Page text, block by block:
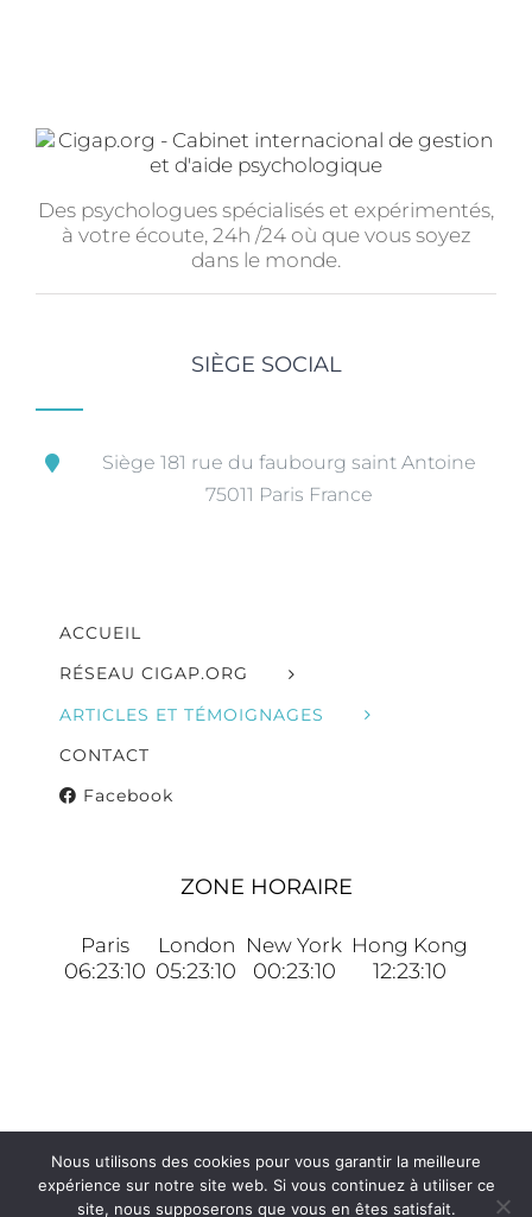
Des psychologues spécialisés et expérimentés,
à votre écoute, 24h /24 où que vous soyez
dans le monde.
SIÈGE SOCIAL
Siège 181 rue du faubourg saint Antoine
75011 Paris France
ACCUEIL
RÉSEAU CIGAP.ORG
ARTICLES ET TÉMOIGNAGES
CONTACT
Facebook
ZONE HORAIRE
Paris
06:23:10
London
05:23:10
New York
00:23:10
Hong Kong
12:23:10
© Copyright 2006 -2026 | Tout droits réservés |
Four2five/ Shop
Nous utilisons des cookies pour vous garantir la meilleure
expérience sur notre site web. Si vous continuez à utiliser ce
site, nous supposerons que vous en êtes satisfait.